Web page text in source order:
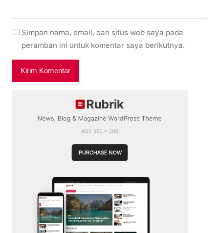
Simpan nama, email, dan situs web saya pada
peramban ini untuk komentar saya berikutnya.